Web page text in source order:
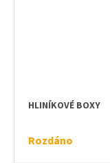
HLINÍKOVÉ BOXY
Rozdáno